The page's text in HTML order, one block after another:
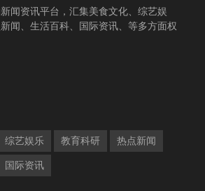
闻资讯平台，汇集美食文化、综艺娱
闻、生活百科、国际资讯、等多方面权
综艺娱乐 教育科研 热点新闻
国际资讯